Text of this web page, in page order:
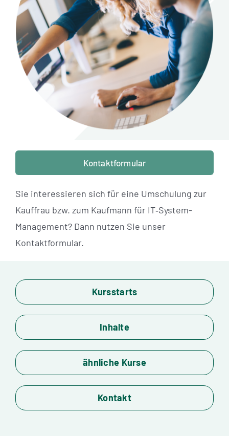
Standorte
Jobs
Kontakt
Kontaktformular
Sie interessieren sich für eine Umschulung zur
Kauffrau bzw. zum Kaufmann für IT‑System-
Management? Dann nutzen Sie unser
Kontaktformular.
Kursstarts
Inhalte
ähnliche Kurse
Kontakt